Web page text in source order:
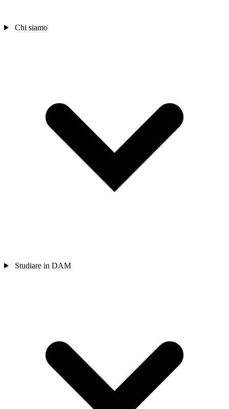
Chi siamo
Studiare in DAM